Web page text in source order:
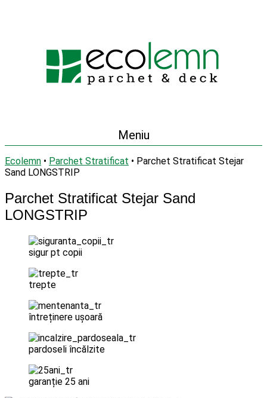
Meniu
Ecolemn • Parchet Stratificat • Parchet Stratificat Stejar
Sand LONGSTRIP
Parchet Stratificat Stejar Sand
LONGSTRIP
sigur pt copii
trepte
întreținere ușoară
pardoseli încălzite
garanție 25 ani